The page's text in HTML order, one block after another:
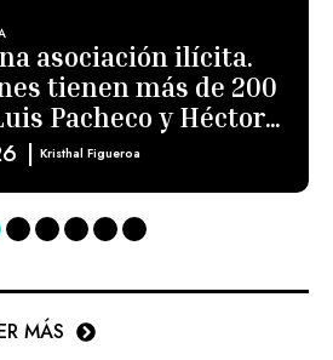
asociación ilícita.
tienen más de 200
Pacheco y Héctor
| Kristhal Figueroa
MÁS